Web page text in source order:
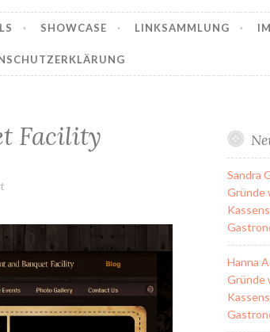
SHOWCASE LINKSAMMLUNG
Facility
Sandra
Gründe
Hanna
Gründe